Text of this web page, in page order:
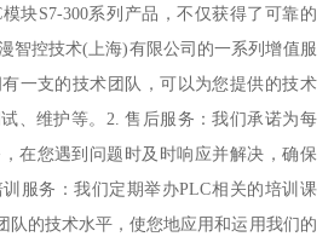
块S7-300系列产品，不仅获得了可靠的
智控技术(上海)有限公司的一系列增值服
一支的技术团队，可以为您提供的技术
、维护等。2. 售后服务：我们承诺为每
在您遇到问题时及时响应并解决，确保
服务：我们定期举办PLC相关的培训课
队的技术水平，使您地应用和运用我们的